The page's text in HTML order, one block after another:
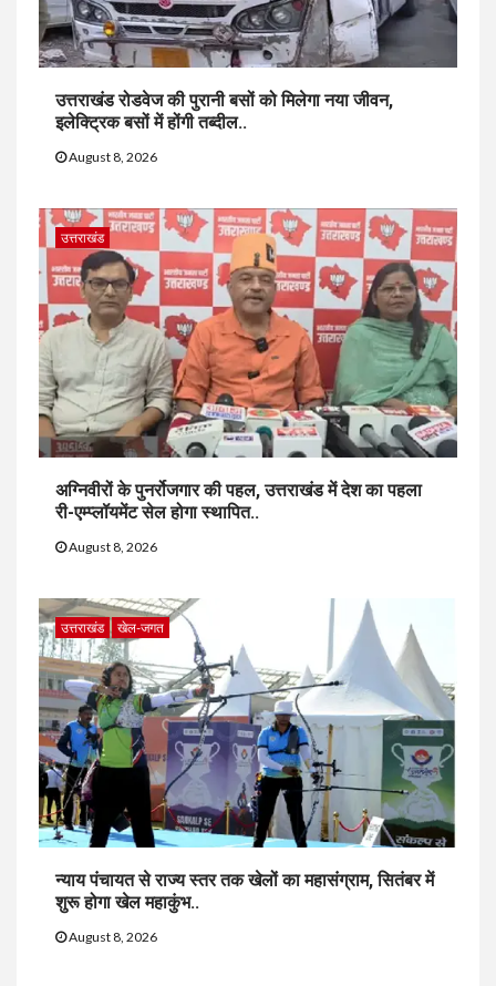
उत्तराखंड रोडवेज की पुरानी बसों को मिलेगा नया जीवन,
इलेक्ट्रिक बसों में होंगी तब्दील..
August 8, 2026
उत्तराखंड
अग्निवीरों के पुनर्रोजगार की पहल, उत्तराखंड में देश का पहला
री-एम्प्लॉयमेंट सेल होगा स्थापित..
August 8, 2026
उत्तराखंड खेल-जगत
न्याय पंचायत से राज्य स्तर तक खेलों का महासंग्राम, सितंबर में
शुरू होगा खेल महाकुंभ..
August 8, 2026